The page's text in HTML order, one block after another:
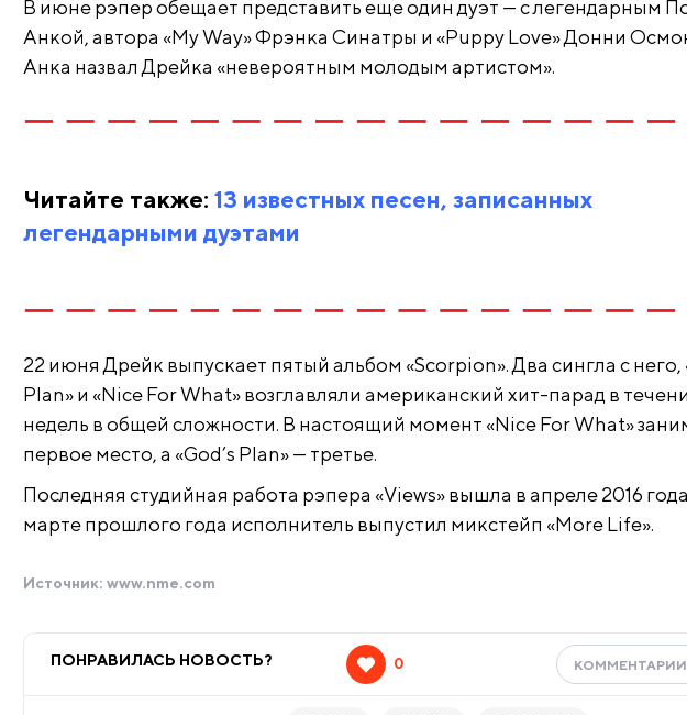
В июне рэпер обещает представить еще один дуэт — с легендарным
Анкой, автора «My Way» Фрэнка Синатры и «Puppy Love» Донни
Анка назвал Дрейка «невероятным молодым артистом».
Читайте также: 13 известных песен, записанных
легендарными дуэтами
22 июня Дрейк выпускает пятый альбом «Scorpion». Два сингла с него,
Plan» и «Nice For What» возглавляли американский хит-парад в
недель в общей сложности. В настоящий момент «Nice For What»
первое место, а «God’s Plan» — третье.
Последняя студийная работа рэпера «Views» вышла в апреле 2016
марте прошлого года исполнитель выпустил микстейп «More Life».
Источник: www.nme.com
ПОНРАВИЛАСЬ НОВОСТЬ? 0 КОММЕНТАРИИ